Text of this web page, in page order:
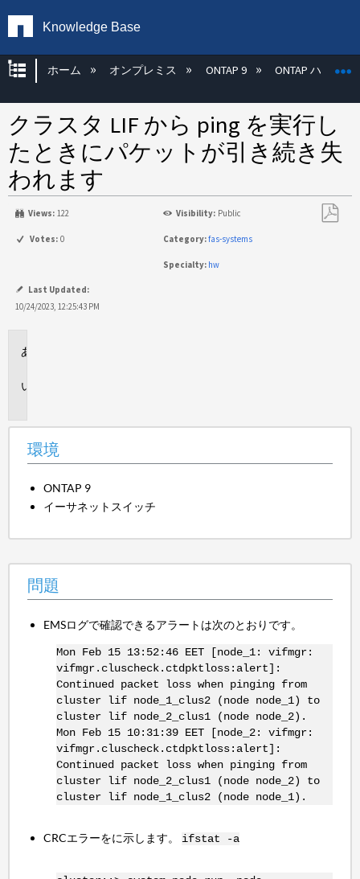
Knowledge Base
グローバル階層を展開/折りたたむ
ホーム オンプレミス ONTAP 9 ONTAP ハード
クラスタ LIF から ping を実行し
たときにパケットが引き続き失
われます
Views: 122 Visibility: Public
Votes: 0 Category:fas-systems
Specialty: hw
Last Updated:
10/24/2023, 12:25:43 PM
環境
ONTAP 9
イーサネットスイッチ
問題
EMSログで確認できるアラートは次のとおりです。
Mon Feb 15 13:52:46 EET [node_1: vifmgr:
vifmgr.cluscheck.ctdpktloss:alert]:
Continued packet loss when pinging from
cluster lif node_1_clus2 (node node_1) to
cluster lif node_2_clus1 (node node_2).
Mon Feb 15 10:31:39 EET [node_2: vifmgr:
vifmgr.cluscheck.ctdpktloss:alert]:
Continued packet loss when pinging from
cluster lif node_2_clus1 (node node_2) to
cluster lif node_1_clus2 (node node_1).
CRCエラーをに示します。 ifstat -a